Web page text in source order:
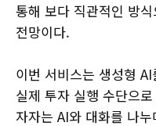
통해 보다 직관적인 방
전망이다.
이번 서비스는 생성형
실제 투자 실행 수단으
자자는 AI와 대화를 나